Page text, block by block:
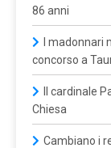
86 anni
I madonnari
concorso a
Il cardinale
Chiesa
Cambiano i